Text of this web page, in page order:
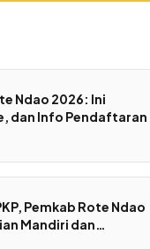
Ndao 2026: Ini
dan Info Pendaftaran
Pemkab Rote Ndao
Mandiri dan
SPIP